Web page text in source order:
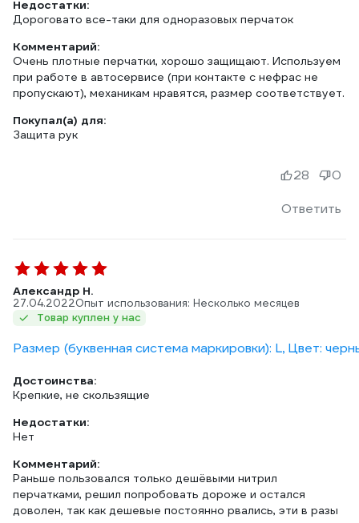
Недостатки:
Дороговато все-таки для одноразовых перчаток
Комментарий:
Очень плотные перчатки, хорошо защищают. Используем
при работе в автосервисе (при контакте с нефрас не
пропускают), механикам нравятся, размер соответствует.
Покупал(а) для:
Защита рук
Ответить
28 0
Александр Н.
27.04.2022Опыт использования: Несколько месяцев
Товар куплен у нас
Размер (буквенная система маркировки): L, Цвет:
Достоинства:
Крепкие, не скользящие
Недостатки:
Нет
Комментарий:
Раньше пользовался только дешёвыми нитрил
перчатками, решил попробовать дороже и остался
доволен, так как дешевые постоянно рвались, эти в разы